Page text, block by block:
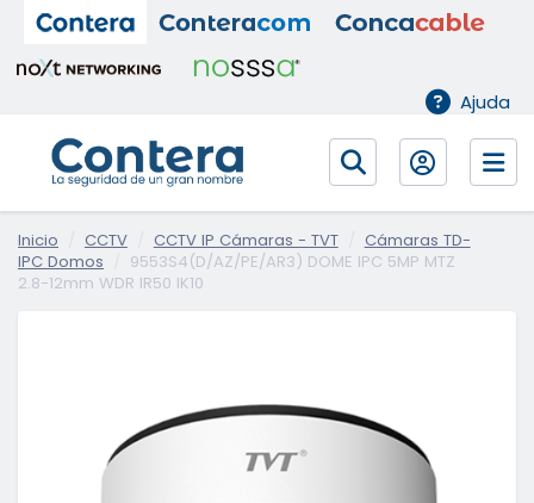
Ajuda
Inicio CCTV CCTV IP Cámaras - TVT
Cámaras TD-
IPC Domos
9553S4(D/AZ/PE/AR3) DOME IPC 5MP MTZ
2.8-12mm WDR IR50 IK10